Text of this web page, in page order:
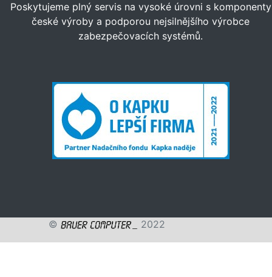
Poskytujeme plný servis na vysoké úrovni s komponenty
české výroby a podporou nejsilnějšího výrobce
zabezpečovacích systémů.
© 2022